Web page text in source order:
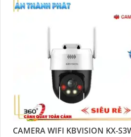
CAMERA WIFI KBVISION KX-